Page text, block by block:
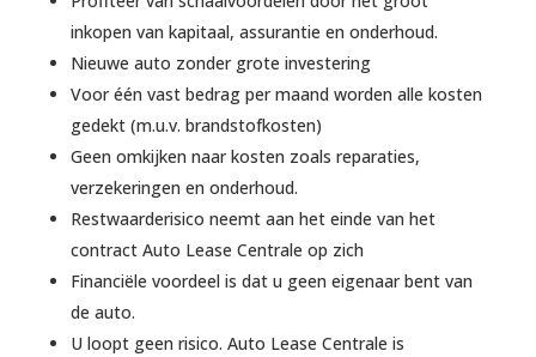
inkopen van kapitaal, assurantie en onderhoud.
Nieuwe auto zonder grote investering
Voor één vast bedrag per maand worden alle kosten
gedekt (m.u.v. brandstofkosten)
Geen omkijken naar kosten zoals reparaties,
verzekeringen en onderhoud.
Restwaarderisico neemt aan het einde van het
contract Auto Lease Centrale op zich
Financiële voordeel is dat u geen eigenaar bent van
de auto.
U loopt geen risico. Auto Lease Centrale is